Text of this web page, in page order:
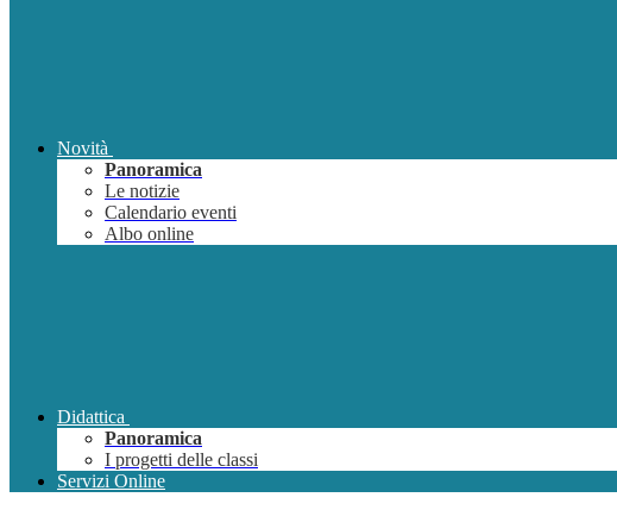
Novità
Panoramica
Le notizie
Calendario eventi
Albo online
Didattica
Panoramica
I progetti delle classi
Servizi Online